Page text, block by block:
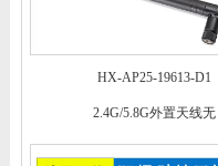
HX-AP25-19613-D1
2.4G/5.8G外置天线无